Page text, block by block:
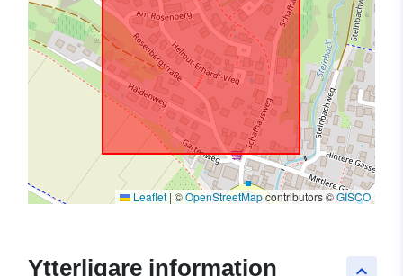
Leaflet | ©OpenStreetMapcontributors ©GISCO
keyboard_arrow_up
Ytterligare information